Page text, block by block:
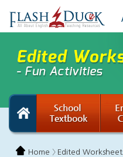
Home 〉 Edited Worksheets